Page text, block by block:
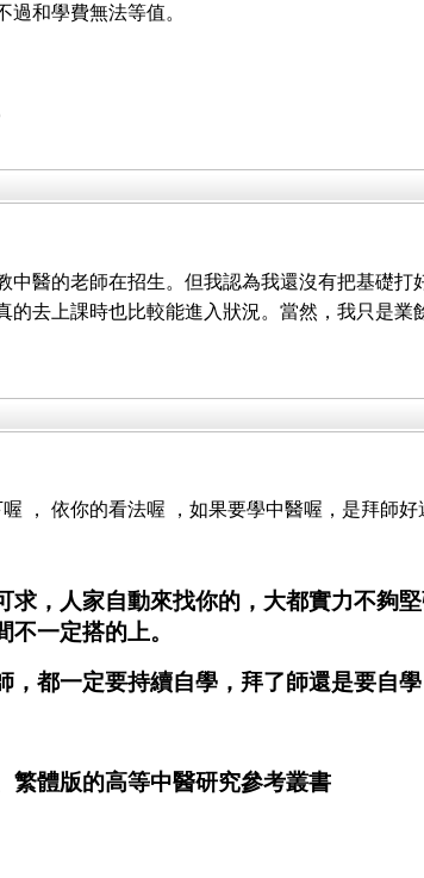
過和學費無法等值。
中醫的老師在招生。但我認為我還沒有把基礎
的去上課時也比較能進入狀況。當然，我只是業
， 依你的看法喔 ，如果要學中醫喔，是拜師
求，人家自動來找你的，大都實力不夠
一定搭的上。
，都一定要持續自學，拜了師還是要自學
繁體版的高等中醫研究參考叢書